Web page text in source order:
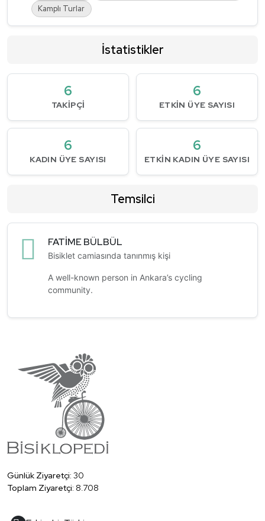
Kamplı Turlar
İstatistikler
6
TAKIPÇI
6
ETKIN ÜYE SAYISI
6
KADIN ÜYE SAYISI
6
ETKIN KADIN ÜYE SAYISI
Temsilci
FATİME BÜLBÜL
Bisiklet camiasında tanınmış kişi
A well-known person in Ankara’s cycling
community.
Günlük Ziyaretçi: 30
Toplam Ziyaretçi: 8.708